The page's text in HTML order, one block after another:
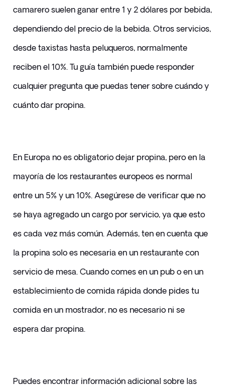
camarero suelen ganar entre 1 y 2 dólares por bebida,
dependiendo del precio de la bebida. Otros servicios,
desde taxistas hasta peluqueros, normalmente
reciben el 10%. Tu guía también puede responder
cualquier pregunta que puedas tener sobre cuándo y
cuánto dar propina.
En Europa no es obligatorio dejar propina, pero en la
mayoría de los restaurantes europeos es normal
entre un 5% y un 10%. Asegúrese de verificar que no
se haya agregado un cargo por servicio, ya que esto
es cada vez más común. Además, ten en cuenta que
la propina solo es necesaria en un restaurante con
servicio de mesa. Cuando comes en un pub o en un
establecimiento de comida rápida donde pides tu
comida en un mostrador, no es necesario ni se
espera dar propina.
Puedes encontrar información adicional sobre las